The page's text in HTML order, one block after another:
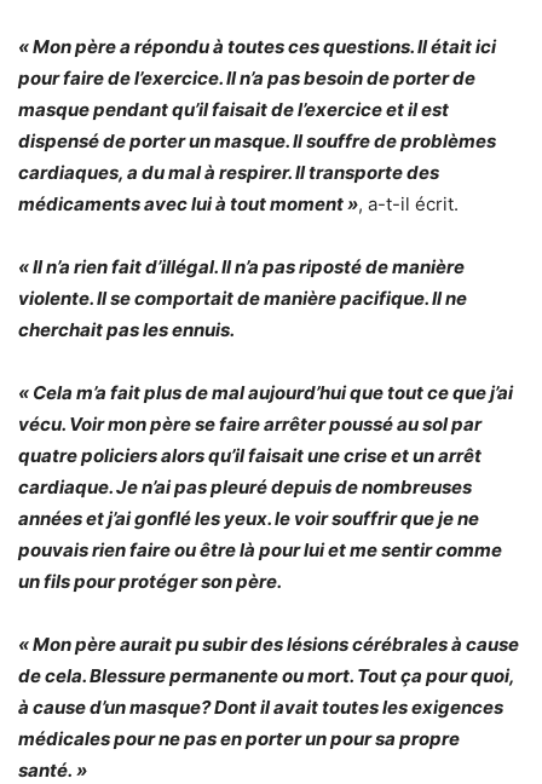
« Mon père a répondu à toutes ces questions. Il était ici
pour faire de l’exercice. Il n’a pas besoin de porter de
masque pendant qu’il faisait de l’exercice et il est
dispensé de porter un masque. Il souffre de problèmes
cardiaques, a du mal à respirer. Il transporte des
médicaments avec lui à tout moment », a-t-il écrit.
« Il n’a rien fait d’illégal. Il n’a pas riposté de manière
violente. Il se comportait de manière pacifique. Il ne
cherchait pas les ennuis.
« Cela m’a fait plus de mal aujourd’hui que tout ce que j’ai
vécu. Voir mon père se faire arrêter poussé au sol par
quatre policiers alors qu’il faisait une crise et un arrêt
cardiaque. Je n’ai pas pleuré depuis de nombreuses
années et j’ai gonflé les yeux. le voir souffrir que je ne
pouvais rien faire ou être là pour lui et me sentir comme
un fils pour protéger son père.
« Mon père aurait pu subir des lésions cérébrales à cause
de cela. Blessure permanente ou mort. Tout ça pour quoi,
à cause d’un masque? Dont il avait toutes les exigences
médicales pour ne pas en porter un pour sa propre
santé. »